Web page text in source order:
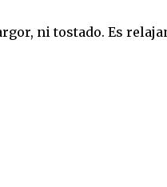
ni tostado. Es